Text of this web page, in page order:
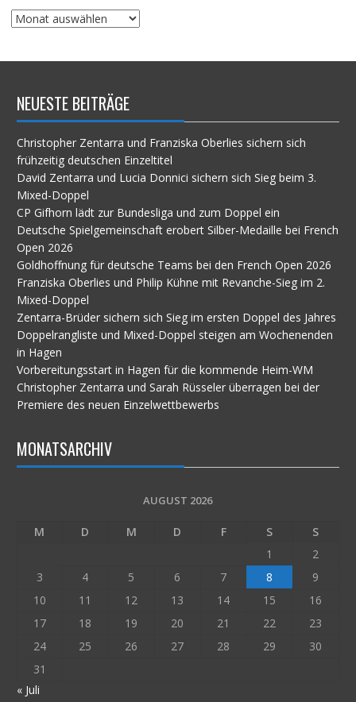
Suche
NEUESTE BEITRÄGE
Christopher Zentarra und Franziska Oberlies sichern sich
frühzeitig deutschen Einzeltitel
David Zentarra und Lucia Donnici sichern sich Sieg beim 3.
Mixed-Doppel
CP Gifhorn lädt zur Bundesliga und zum Doppel ein
Deutsche Spielgemeinschaft erobert Silber-Medaille bei French
Open 2026
Goldhoffnung für deutsche Teams bei den French Open 2026
Franziska Oberlies und Philip Kühne mit Revanche-Sieg im 2.
Mixed-Doppel
Zentarra-Brüder sichern sich Sieg im ersten Doppel des Jahres
Doppelrangliste und Mixed-Doppel steigen am Wochenenden
in Hagen
Vorbereitungsstart in Hagen für die kommende Heim-WM
Christopher Zentarra und Sarah Rüsseler überragen bei der
Premiere des neuen Einzelwettbewerbs
MONATSARCHIV
AUGUST 2026
M D M D F S
S
1
2
3
4 5 6 7 8
9
10
11 12 13 14 15
16
17
18 19 20 21 22
23
24
25 26 27 28 29
30
31
« Juli